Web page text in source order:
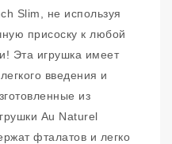
Slim, не используя
присоску к любой
Эта игрушка имеет
введения и
из
Au Naturel
фталатов и легко